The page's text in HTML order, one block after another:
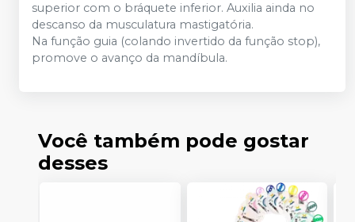
superior com o bráquete inferior. Auxilia ainda no
descanso da musculatura mastigatória.
Na função guia (colando invertido da função stop),
promove o avanço da mandíbula.
Você também pode gostar
desses